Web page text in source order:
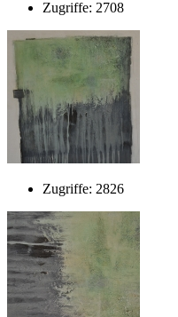
Zugriffe: 2708
Zugriffe: 2826